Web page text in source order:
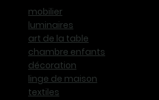
mobilier
luminaires
art de la table
chambre enfants
décoration
linge de maison
textiles